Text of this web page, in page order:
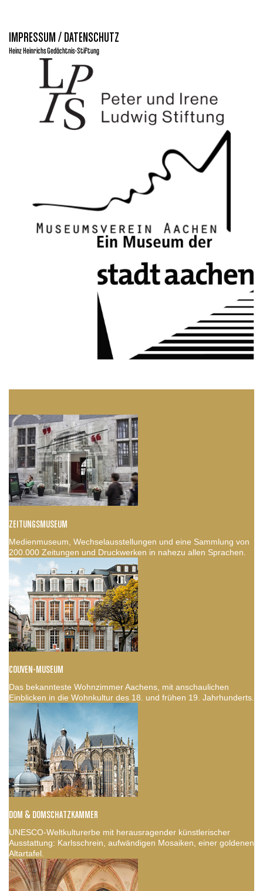
IMPRESSUM / DATENSCHUTZ
Heinz Heinrichs Gedächtnis-Stiftung
ZEITUNGSMUSEUM
Medienmuseum, Wechselausstellungen und eine Sammlung von
200.000 Zeitungen und Druckwerken in nahezu allen Sprachen.
COUVEN-MUSEUM
Das bekannteste Wohnzimmer Aachens, mit anschaulichen
Einblicken in die Wohnkultur des 18. und frühen 19. Jahrhunderts.
DOM & DOMSCHATZKAMMER
UNESCO-Weltkulturerbe mit herausragender künstlerischer
Ausstattung: Karlsschrein, aufwändigen Mosaiken, einer goldenen
Altartafel.